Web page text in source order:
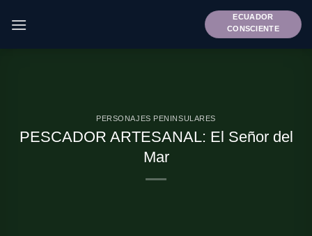
ECUADOR
CONSCIENTE
PERSONAJES PENINSULARES
PESCADOR ARTESANAL: El Señor del
Mar